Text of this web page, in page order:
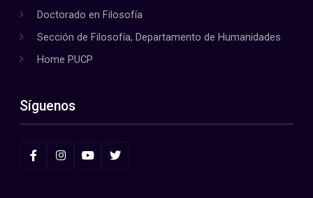
Doctorado en Filosofía
Sección de Filosofía, Departamento de Humanidades
Home PUCP
Síguenos